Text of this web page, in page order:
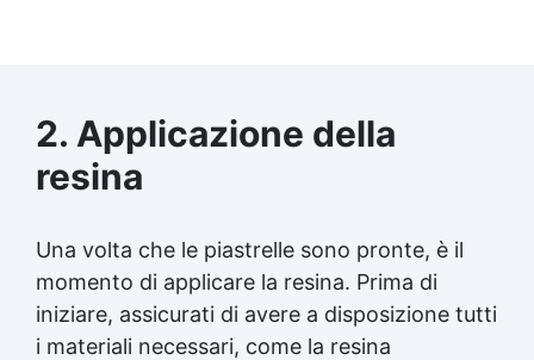
2. Applicazione della
resina
Una volta che le piastrelle sono pronte, è il
momento di applicare la resina. Prima di
iniziare, assicurati di avere a disposizione tutti
i materiali necessari, come la resina